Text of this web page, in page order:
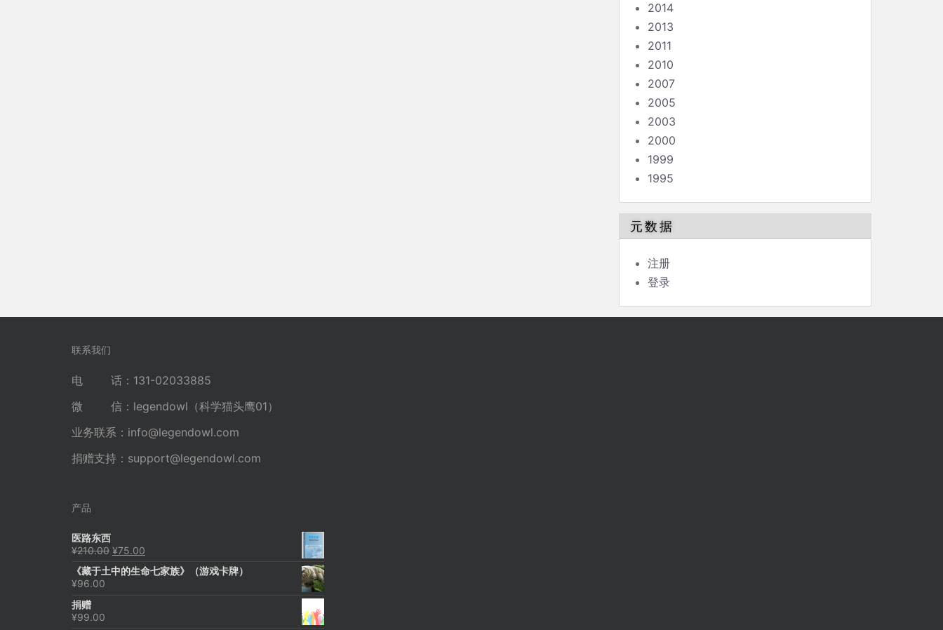
2014
2013
2011
2010
2007
2005
2003
2000
1999
1995
元数据
注册
登录
联系我们
电 话：131-02033885
微 信：legendowl（科学猫头鹰01）
业务联系： info@legendowl.com
捐赠支持： support@legendowl.com
产品
医路东西
¥210.00 原
为：
¥75.00
价
《藏于土中的生命七家族》（游戏卡牌）
¥96.00
捐赠
¥99.00